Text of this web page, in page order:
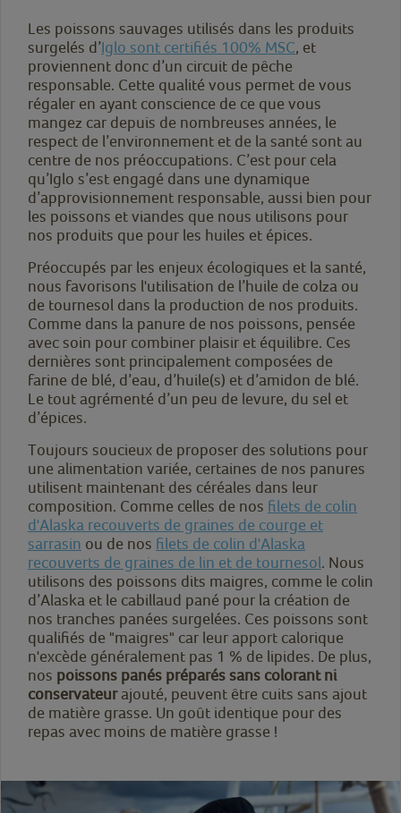
Les poissons sauvages utilisés dans les produits
surgelés d’Iglo sont certifiés 100% MSC, et
proviennent donc d’un circuit de pêche
responsable. Cette qualité vous permet de vous
régaler en ayant conscience de ce que vous
mangez car depuis de nombreuses années, le
respect de l’environnement et de la santé sont au
centre de nos préoccupations. C’est pour cela
qu’Iglo s’est engagé dans une dynamique
d’approvisionnement responsable, aussi bien pour
les poissons et viandes que nous utilisons pour
nos produits que pour les huiles et épices.
Préoccupés par les enjeux écologiques et la santé,
nous favorisons l'utilisation de l’huile de colza ou
de tournesol dans la production de nos produits.
Comme dans la panure de nos poissons, pensée
avec soin pour combiner plaisir et équilibre. Ces
dernières sont principalement composées de
farine de blé, d’eau, d’huile(s) et d’amidon de blé.
Le tout agrémenté d’un peu de levure, du sel et
d’épices.
Toujours soucieux de proposer des solutions pour
une alimentation variée, certaines de nos panures
utilisent maintenant des céréales dans leur
composition. Comme celles de nos filets de colin
d'Alaska recouverts de graines de courge et
sarrasin ou de nos filets de colin d'Alaska
recouverts de graines de lin et de tournesol. Nous
utilisons des poissons dits maigres, comme le colin
d’Alaska et le cabillaud pané pour la création de
nos tranches panées surgelées. Ces poissons sont
qualifiés de "maigres" car leur apport calorique
n'excède généralement pas 1 % de lipides. De plus,
nos poissons panés préparés sans colorant ni
conservateurajouté, peuvent être cuits sans ajout
de matière grasse. Un goût identique pour des
repas avec moins de matière grasse !